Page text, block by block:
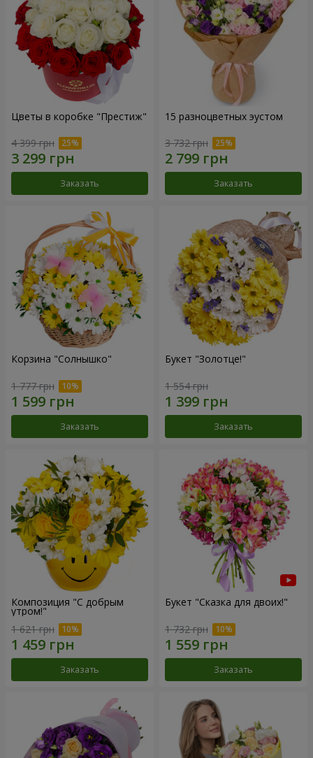
Цветы в коробке "Престиж"
4 399 грн
Заказать
15 разноцветных эустом
3 732 грн
Заказать
Корзина "Солнышко"
1 777 грн
Заказать
Букет "Золотце!"
1 554 грн
Заказать
Композиция "С добрым
утром!"
1 621 грн
Заказать
Букет "Сказка для двоих!"
1 732 грн
Заказать